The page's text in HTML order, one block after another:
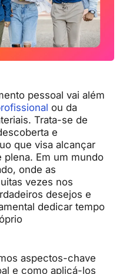
pessoal vai além
ou da
Trata-se de
e
que visa alcançar
plena. Em um mundo
onde as
vezes nos
desejos e
dedicar tempo
aspectos-chave
e como aplicá-los